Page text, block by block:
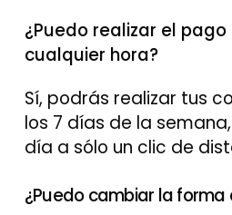
¿Puedo realizar el
cualquier hora?
Sí, podrás realizar tus
los 7 días de la
día a sólo un clic de
¿Puedo cambiar la forma